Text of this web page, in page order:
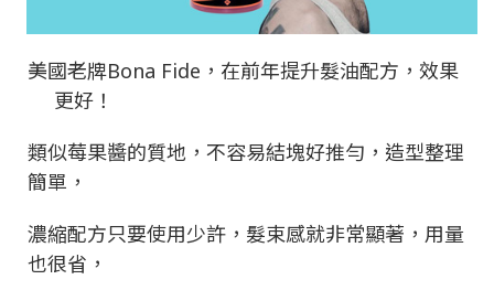
美國老牌Bona Fide ，在前年提升髮油配方，效果
更好！
類似莓果醬的質地，不容易結塊好推勻，造型整理
簡單，
濃縮配方只要使用少許，髮束感就非常顯著，用量
也很省，